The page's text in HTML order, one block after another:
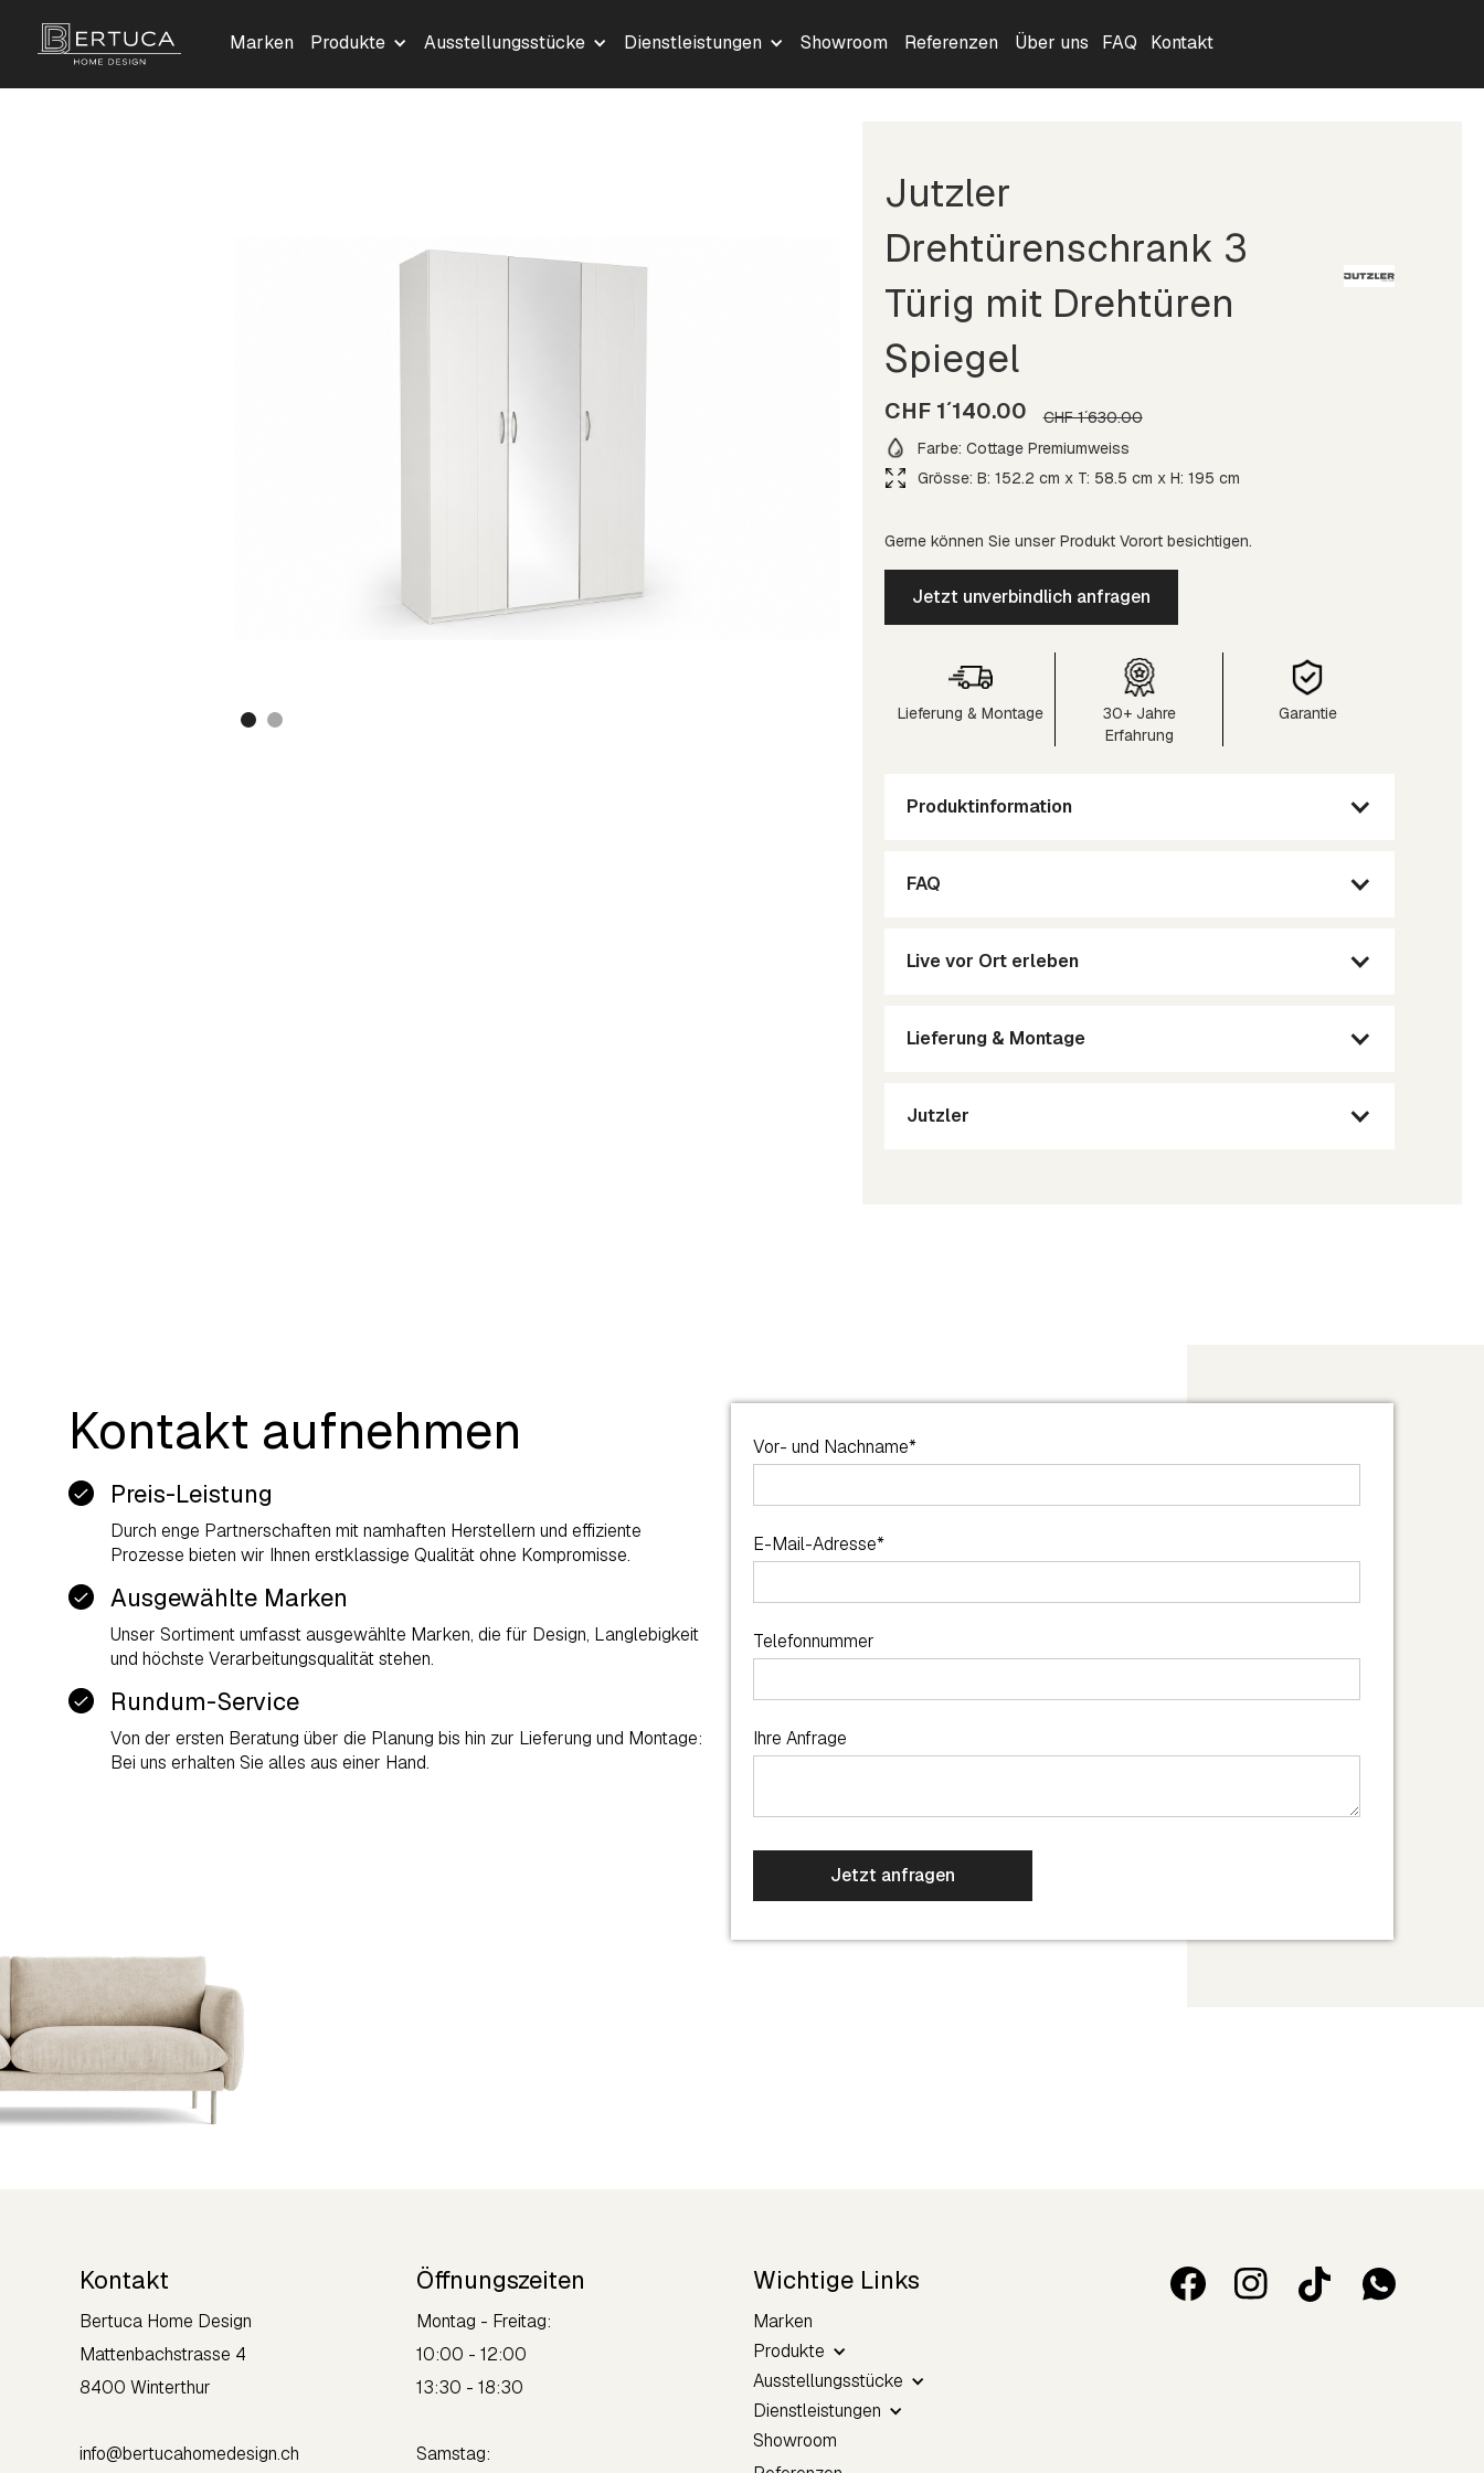
Marken Produkte Ausstellungsstücke Dienstleistungen Showroom Referenzen Über uns FAQ Kontakt
Jutzler
Drehtürenschrank 3
Türig mit Drehtüren
Spiegel
CHF 1´140.00
CHF 1´630.00
Farbe: Cottage Premiumweiss
Grösse: B: 152.2 cm x T: 58.5 cm x H: 195 cm
Gerne können Sie unser Produkt Vorort besichtigen.
Jetzt unverbindlich anfragen
Lieferung & Montage
30+ Jahre
Erfahrung
Garantie
Produktinformation
FAQ
Live vor Ort erleben
Lieferung & Montage
Jutzler
Kontakt aufnehmen
Preis-Leistung
Durch enge Partnerschaften mit namhaften Herstellern und effiziente
Prozesse bieten wir Ihnen erstklassige Qualität ohne Kompromisse.
Ausgewählte Marken
Unser Sortiment umfasst ausgewählte Marken, die für Design, Langlebigkeit
und höchste Verarbeitungsqualität stehen.
Rundum-Service
Von der ersten Beratung über die Planung bis hin zur Lieferung und Montage:
Bei uns erhalten Sie alles aus einer Hand.
Vor- und Nachname*
E-Mail-Adresse*
Telefonnummer
Ihre Anfrage
Kontakt
Bertuca Home Design
Mattenbachstrasse 4
8400 Winterthur
info@bertucahomedesign.ch
Öffnungszeiten
Montag - Freitag:
10:00 - 12:00
13:30 - 18:30
Samstag:
Wichtige Links
Marken
Produkte
Ausstellungsstücke
Dienstleistungen
Showroom